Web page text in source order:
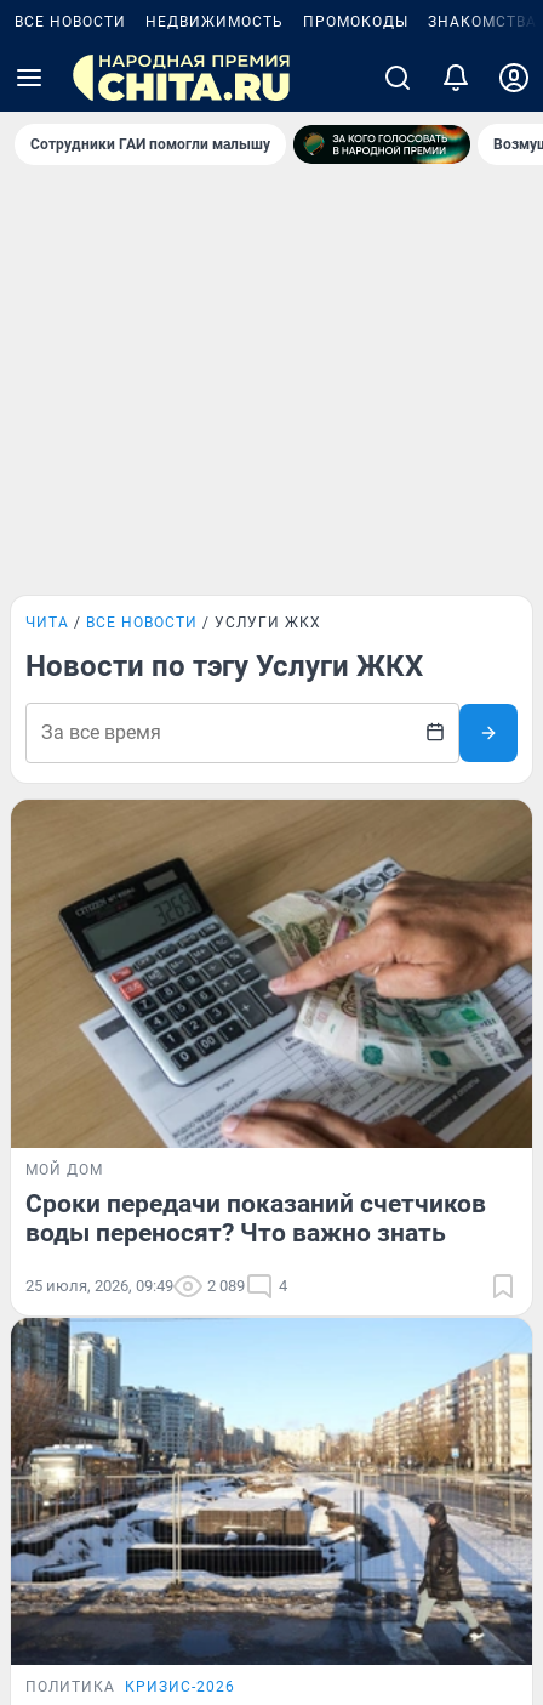
ВСЕ НОВОСТИ НЕДВИЖИМОСТЬ ПРОМОКОДЫ ЗНАКОМСТВА
Сотрудники ГАИ помогли малышу
ЧИТА ВСЕ НОВОСТИ УСЛУГИ ЖКХ
Новости по тэгу Услуги ЖКХ
МОЙ ДОМ
Сроки передачи показаний счетчиков
воды переносят? Что важно знать
25 июля, 2026, 09:49 2 089 4
ПОЛИТИКА КРИЗИС-2026